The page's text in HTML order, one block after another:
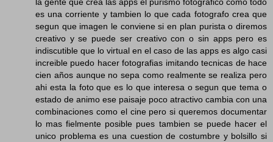
es una corriente y tambien lo que cada fotografo crea que
segun que imagen le conviene si en plan purista o diremos
creativo y se puede ser creativo con o sin apps pero es
indiscutible que lo virtual en el caso de las apps es algo casi
increible puedo hacer fotografias imitando tecnicas de hace
cien años aunque no sepa como realmente se realiza pero
ahi esta la foto que es lo que interesa o segun que tema o
estado de animo ese paisaje poco atractivo cambia con una
combinaciones como el cine pero si queremos documentar
lo mas fielmente posible pues tambien se puede hacer el
unico problema es una cuestion de costumbre y bolsillo si